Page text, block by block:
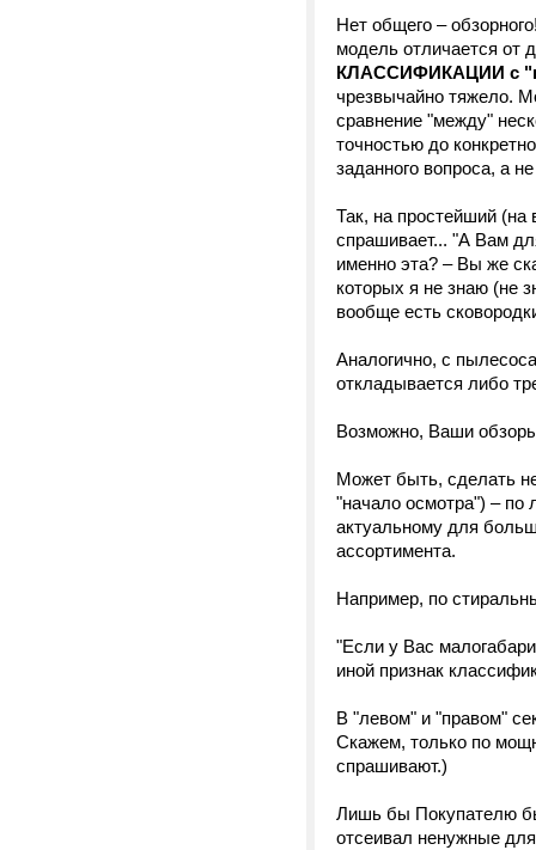
Нет общего –
модель отличается от
КЛАССИФИКАЦИИ с
чрезвычайно тяжело.
сравнение "между"
точностью до
заданного вопроса, а
Так, на простейший (на
спрашивает... "А Вам
именно эта? – Вы же
которых я не знаю (не
вообще есть
Аналогично, с
откладывается либо
Возможно, Ваши
Может быть, сделать
"начало осмотра") – по
актуальному для
ассортимента.
Например, по
"Если у Вас
иной признак
В "левом" и "правом"
Скажем, только по
спрашивают.)
Лишь бы Покупателю
отсеивал ненужные